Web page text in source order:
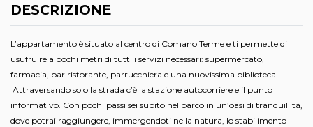
DESCRIZIONE
L’appartamento è situato al centro di Comano Terme e ti permette di
usufruire a pochi metri di tutti i servizi necessari: supermercato,
farmacia, bar ristorante, parrucchiera e una nuovissima biblioteca.
Attraversando solo la strada c’è la stazione autocorriere e il punto
informativo. Con pochi passi sei subito nel parco in un’oasi di tranquillità,
dove potrai raggiungere, immergendoti nella natura, lo stabilimento